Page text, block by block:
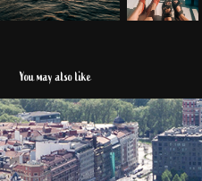
You may also like